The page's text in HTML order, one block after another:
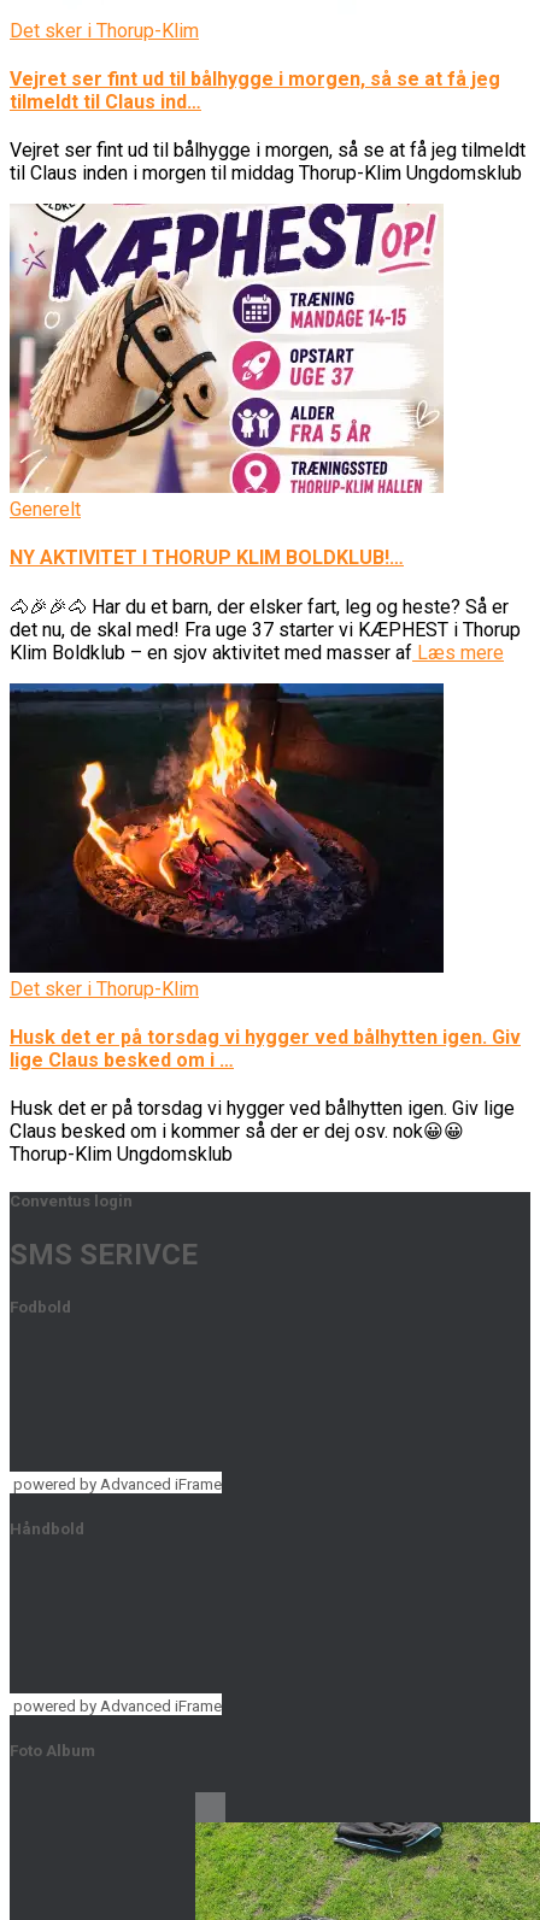
Det sker i Thorup-Klim
Vejret ser fint ud til bålhygge i morgen, så se at få jeg
tilmeldt til Claus ind…
Vejret ser fint ud til bålhygge i morgen, så se at få jeg tilmeldt
til Claus inden i morgen til middag Thorup-Klim Ungdomsklub
Generelt
NY AKTIVITET I THORUP KLIM BOLDKLUB!…
🐴🎉🎉🐴 Har du et barn, der elsker fart, leg og heste? Så er
det nu, de skal med! Fra uge 37 starter vi KÆPHEST i Thorup
Klim Boldklub – en sjov aktivitet med masser af Læs mere
Det sker i Thorup-Klim
Husk det er på torsdag vi hygger ved bålhytten igen. Giv
lige Claus besked om i …
Husk det er på torsdag vi hygger ved bålhytten igen. Giv lige
Claus besked om i kommer så der er dej osv. nok😀😀
Thorup-Klim Ungdomsklub
Conventus login
SMS SERIVCE
Fodbold
powered by Advanced iFrame
Håndbold
powered by Advanced iFrame
Foto Album